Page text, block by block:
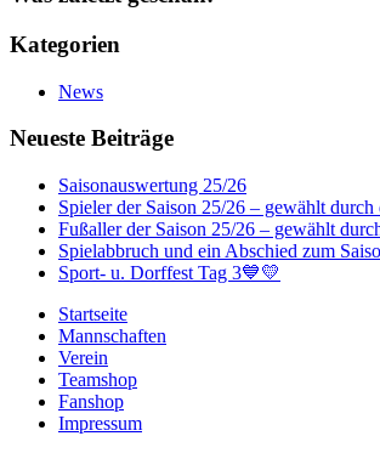
Kategorien
News
Neueste Beiträge
Saisonauswertung 25/26
Spieler der Saison 25/26 – gewählt durch
Fußaller der Saison 25/26 – gewählt
Spielabbruch und ein Abschied zum
Sport- u. Dorffest Tag 3💙💛
Startseite
Mannschaften
Verein
Teamshop
Fanshop
Impressum